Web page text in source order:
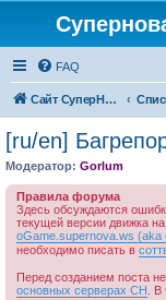
FAQ
Сайт СуперНова
[ru/en]
Модератор: Gorlum
Правила форума
Здесь обсуждаются
текущей версии движка
oGame.supernova.ws (aka
необходимо писать в
Перед созданием поста
основных серверах СН .